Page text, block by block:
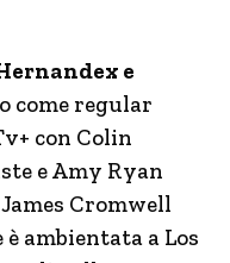
e
come regular
con Colin
e Amy Ryan
Cromwell
ambientata a Los